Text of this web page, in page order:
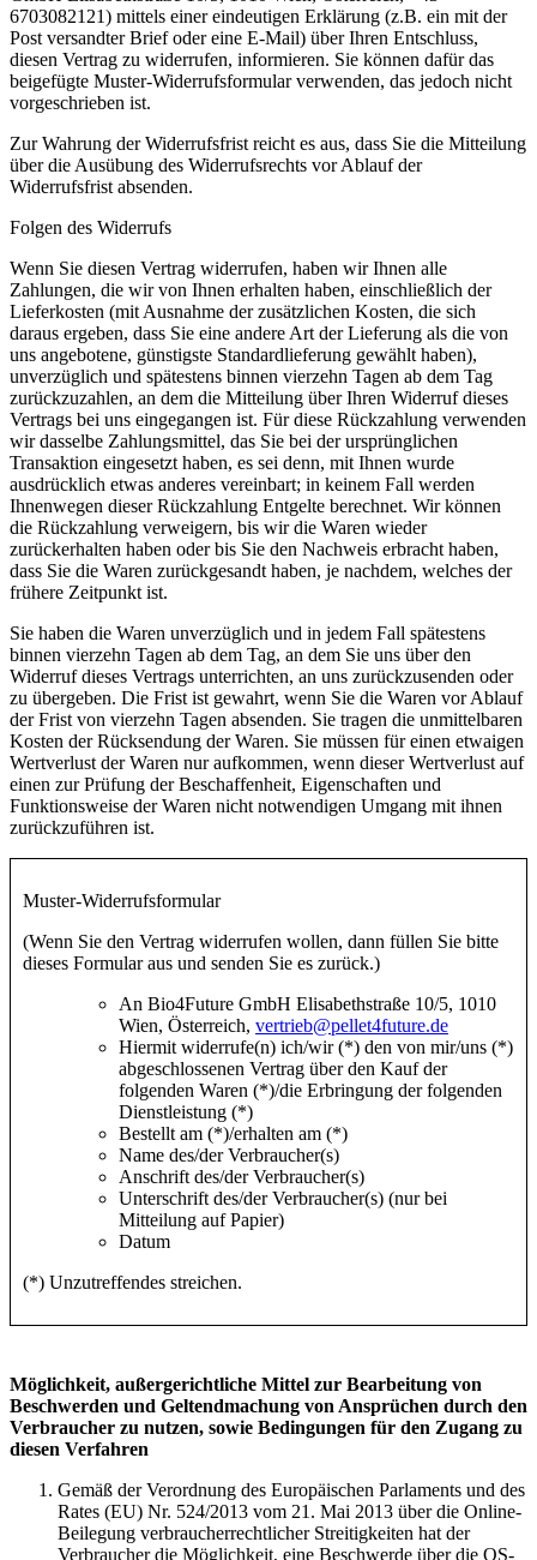
6703082121) mittels einer eindeutigen Erklärung (z.B. ein mit der
Post versandter Brief oder eine E-Mail) über Ihren Entschluss,
diesen Vertrag zu widerrufen, informieren. Sie können dafür das
beigefügte Muster-Widerrufsformular verwenden, das jedoch nicht
vorgeschrieben ist.
Zur Wahrung der Widerrufsfrist reicht es aus, dass Sie die Mitteilung
über die Ausübung des Widerrufsrechts vor Ablauf der
Widerrufsfrist absenden.
Folgen des Widerrufs
Wenn Sie diesen Vertrag widerrufen, haben wir Ihnen alle
Zahlungen, die wir von Ihnen erhalten haben, einschließlich der
Lieferkosten (mit Ausnahme der zusätzlichen Kosten, die sich
daraus ergeben, dass Sie eine andere Art der Lieferung als die von
uns angebotene, günstigste Standardlieferung gewählt haben),
unverzüglich und spätestens binnen vierzehn Tagen ab dem Tag
zurückzuzahlen, an dem die Mitteilung über Ihren Widerruf dieses
Vertrags bei uns eingegangen ist. Für diese Rückzahlung verwenden
wir dasselbe Zahlungsmittel, das Sie bei der ursprünglichen
Transaktion eingesetzt haben, es sei denn, mit Ihnen wurde
ausdrücklich etwas anderes vereinbart; in keinem Fall werden
Ihnenwegen dieser Rückzahlung Entgelte berechnet. Wir können
die Rückzahlung verweigern, bis wir die Waren wieder
zurückerhalten haben oder bis Sie den Nachweis erbracht haben,
dass Sie die Waren zurückgesandt haben, je nachdem, welches der
frühere Zeitpunkt ist.
Sie haben die Waren unverzüglich und in jedem Fall spätestens
binnen vierzehn Tagen ab dem Tag, an dem Sie uns über den
Widerruf dieses Vertrags unterrichten, an uns zurückzusenden oder
zu übergeben. Die Frist ist gewahrt, wenn Sie die Waren vor Ablauf
der Frist von vierzehn Tagen absenden. Sie tragen die unmittelbaren
Kosten der Rücksendung der Waren. Sie müssen für einen etwaigen
Wertverlust der Waren nur aufkommen, wenn dieser Wertverlust auf
einen zur Prüfung der Beschaffenheit, Eigenschaften und
Funktionsweise der Waren nicht notwendigen Umgang mit ihnen
zurückzuführen ist.
Muster-Widerrufsformular
(Wenn Sie den Vertrag widerrufen wollen, dann füllen Sie bitte
dieses Formular aus und senden Sie es zurück.)
An Bio4Future GmbH Elisabethstraße 10/5, 1010
Wien, Österreich, vertrieb@pellet4future.de
Hiermit widerrufe(n) ich/wir (*) den von mir/uns (*)
abgeschlossenen Vertrag über den Kauf der
folgenden Waren (*)/die Erbringung der folgenden
Dienstleistung (*)
Bestellt am (*)/erhalten am (*)
Name des/der Verbraucher(s)
Anschrift des/der Verbraucher(s)
Unterschrift des/der Verbraucher(s) (nur bei
Mitteilung auf Papier)
Datum
(*) Unzutreffendes streichen.
Möglichkeit, außergerichtliche Mittel zur Bearbeitung von
Beschwerden und Geltendmachung von Ansprüchen durch den
Verbraucher zu nutzen, sowie Bedingungen für den Zugang zu
diesen Verfahren
Gemäß der Verordnung des Europäischen Parlaments und des
Rates (EU) Nr. 524/2013 vom 21. Mai 2013 über die Online-
Beilegung verbraucherrechtlicher Streitigkeiten hat der
Verbraucher die Möglichkeit, eine Beschwerde über die OS-